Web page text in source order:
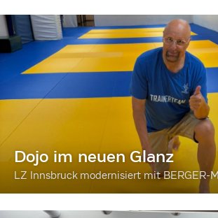
Dojo im neuen Glanz
LZ Innsbruck modernisiert mit BERGER-